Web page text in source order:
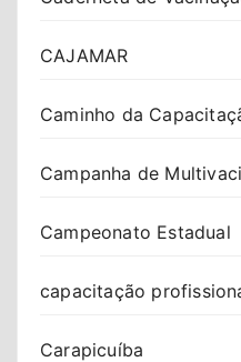
CAJAMAR
Caminho da
Campanha de
Campeonato Estadual
capacitação
Carapicuíba